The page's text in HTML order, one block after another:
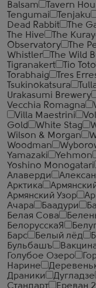
Balsam
Tavern
Tengumai
Tenjaku
Dead Rabbit
The
The Hive
The
Observatory
The
Whistler
The Wild
Tigranakert
Tio Toto
Torabhaig
Tres
Tsukinokatsura
Urakasumi Brewery
Vecchia Romagna
Villa Maestrini
Gold
White Stag
Wilson & Morgan
Woodman
Yamazaki
Yehmon
Yoshino Monogatari
Алаверди
Арктика
Армянский Узор
Ачара
Баадури
Белая Сова
БелорусскаЯ
Барс
Белый лёд
Бульбашъ
Голубое Озеро
Нарине
Драники
Дугладзе